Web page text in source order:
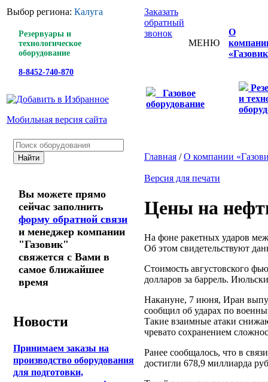
Выбор региона: Калуга
Резервуары и
технологическое
оборудование
8-8452-740-870
Мобильная версия сайта
Заказать
обратный
звонок
МЕНЮ
О
Газовое
оборудование
и
Вы можете прямо
сейчас заполнить
форму обратной связи
и менеджер компании
"Газовик"
свяжется с Вами в
самое ближайшее
время
Новости
Принимаем заказы на
производство оборудования
для подготовки,
Главная /О компании
Версия для печати
Цены на
На фоне ракетных ударов
Об этом свидетельствуют
Стоимость августовского
долларов за баррель.
Накануне, 7 июня, Иран
сообщил об ударах по
Такие взаимные атаки
чревато сохранением
Ранее сообщалось, что в
достигли 678,9 миллиарда